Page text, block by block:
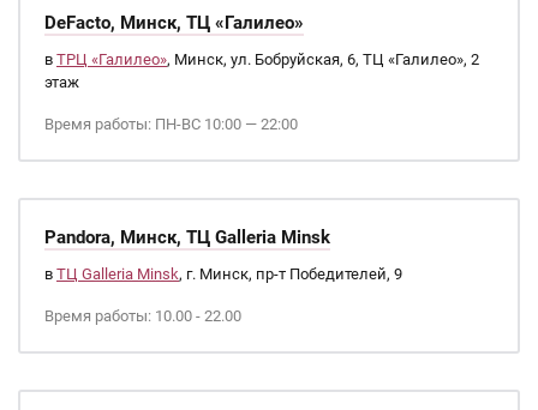
DeFacto, Минск, ТЦ «Галилео»
в ТРЦ «Галилео», Минск, ул. Бобруйская, 6, ТЦ «Галилео», 2
этаж
Время работы: ПН-ВС 10:00 — 22:00
Pandora, Минск, ТЦ Galleria Minsk
в ТЦ Galleria Minsk, г. Минск, пр-т Победителей, 9
Время работы: 10.00 - 22.00